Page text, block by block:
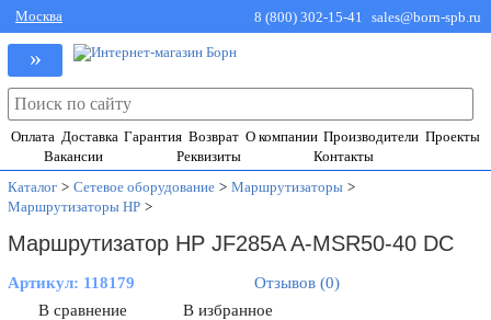
Москва 8 (800) 302-15-41 sales@born-spb.ru
»
Оплата Доставка Гарантия Возврат О компании Производители Проекты
Вакансии
Реквизиты
Контакты
Каталог > Сетевое оборудование > Маршрутизаторы >
Маршрутизаторы HP >
Маршрутизатор HP JF285A A-MSR50-40 DC
Артикул: 118179
Отзывов (0)
В сравнение
В избранное